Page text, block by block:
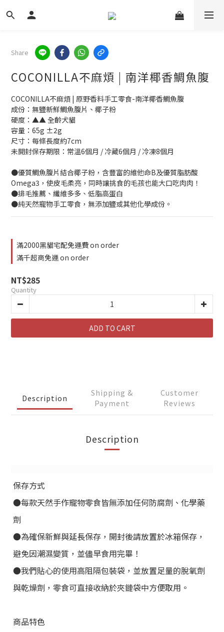
Share
COCONILLA不麻煩 | 南洋椰香鯛魚腹
COCONILLA不麻煩 | 原野香料手工零食-南洋椰香鯛魚腹
成份：無鹽新鮮鯛魚腹片、椰子粉
硬度：▲▲ 全齡犬貓
容量：65g ±2g
尺寸：每條長度約7cm
未開封保存期限：常溫6個月 / 冷藏6個月 / 冷凍8個月
●優質鯛魚腹片結合椰子粉，含豐富的維他命B及優質脂肪酸
Omega3，使皮毛柔亮，同時讓挑食的毛孩也能大口吃肉肉！
●排毛推薦、纖維多多、低脂高蛋白
●純天然寵物手工零食，無添加鹽或其他化學成份。
滿2000黑貓宅配免運費 on order
滿千超商免運 on order
NT$285
Quantity
ADD TO CART
Description
Shipping &
Payment
Customer
Reviews
Description
保存方式
●每款天然手作寵物零食皆無添加任何防腐劑、化學藥
劑
●為確保新鮮與延長保存，開封後請放置於冰箱保存，
避免因潮濕變質，並儘早食用完畢！
●我們貼心的使用高阻隔包裝袋，並放置足量的脫氧劑
與乾燥劑，零食可直接收納於夾鏈袋中方便取用。
商品特色